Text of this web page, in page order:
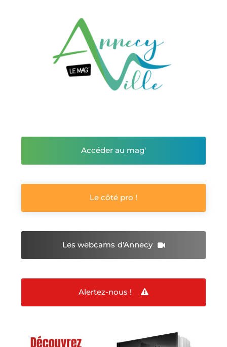
Accéder au mag'
Le côté pro !
Les webcams d'Annecy
Alertez-nous !